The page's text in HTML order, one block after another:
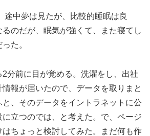
途中夢は見たが、比較的睡眠は良
のだが、眠気が強くて、また寝てし
た。
分前に目が覚める。洗濯をし、出社
報が届いたので、データを取りまと
、そのデータをイントラネットに公
立つのでは、と考えた。で、ページ
ちょっと検討してみた。まだ何も作